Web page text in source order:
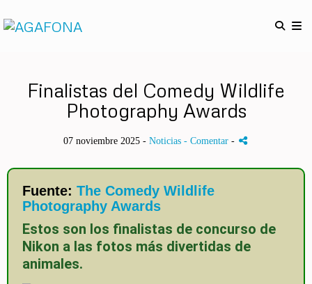
Finalistas del Comedy Wildlife
Photography Awards
07 noviembre 2025 - Noticias - Comentar -
Fuente: The Comedy Wildlife
Photography Awards
Estos son los finalistas de concurso de
Nikon a las fotos más divertidas de
animales.